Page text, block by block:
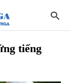
tiếng